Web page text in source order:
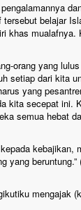
belajar
khas mualafnya.
orang yang
setiap dari kita
yang
kita secepat ini.
semua hebat
kebajikan,
yang beruntung.”
mengajak